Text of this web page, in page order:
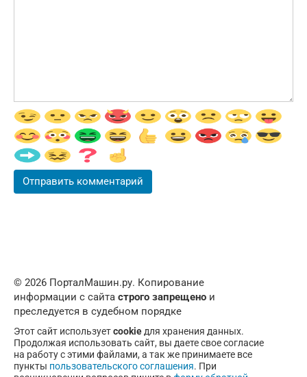
© 2026 ПорталМашин.ру. Копирование
информации с сайта строго запрещено и
преследуется в судебном порядке
Этот сайт используетcookieдля хранения данных.
Продолжая использовать сайт, вы даете свое согласие
на работу с этими файлами, а так же принимаете все
пункты пользовательского соглашения. При